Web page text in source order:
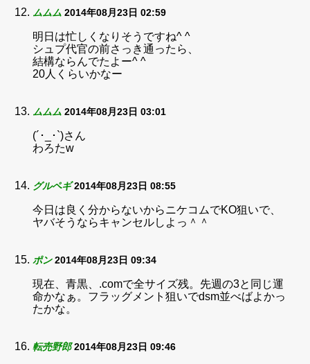
ムムム 2014年08月23日 02:59
明日は忙しくなりそうですね^ ^
シュプ代官の前さっき通ったら、
結構ならんでたよー^ ^
20人くらいかなー
ムムム 2014年08月23日 03:01
(´･_･`)さん
わろたw
グルペギ 2014年08月23日 08:55
今日は良く分からないからニケコムでKO狙いで、
ヤバそうならキャンセルしよっ＾＾
ポン 2014年08月23日 09:34
現在、青黒、.comで全サイズ残。先週の3と同じ運
命かなぁ。フラッグメント狙いでdsm並べばよかっ
たかな。
転売野郎 2014年08月23日 09:46